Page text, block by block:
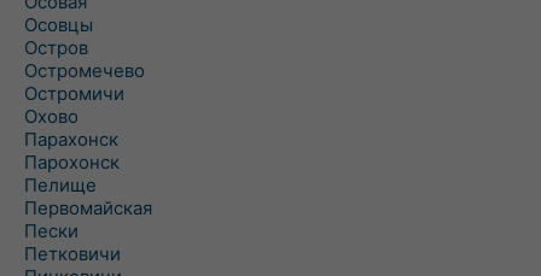
Осовцы
Остров
Остромечево
Остромичи
Охово
Парахонск
Парохонск
Пелище
Первомайская
Пески
Петковичи